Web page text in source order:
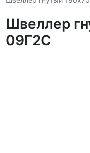
Швеллер
09Г2С